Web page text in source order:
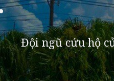
Đội ngũ cứu hộ